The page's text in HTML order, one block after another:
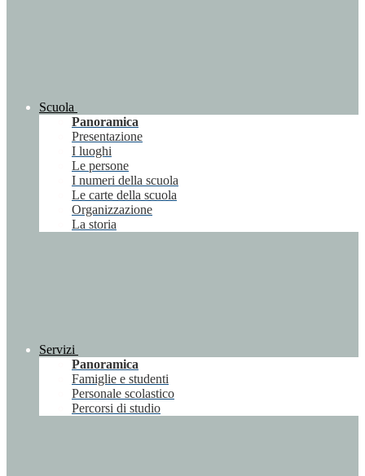
Scuola
Panoramica
Presentazione
I luoghi
Le persone
I numeri della scuola
Le carte della scuola
Organizzazione
La storia
Servizi
Panoramica
Famiglie e studenti
Personale scolastico
Percorsi di studio